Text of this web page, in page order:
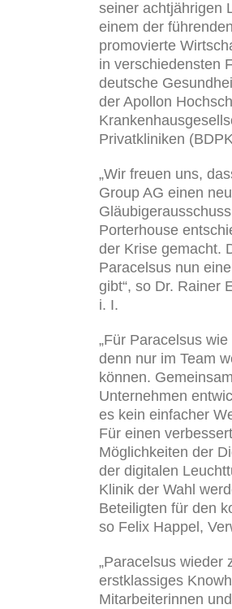
seiner achtjährigen
einem der
promovierte
in verschiedensten
deutsche
der Apollon
Privatkliniken
„Wir freuen uns,
Group AG einen
Porterhouse
der Krise gemacht.
Paracelsus nun
gibt“, so Dr. Rainer
i. I.
„Für Paracelsus
denn nur im Team
können.
Unternehmen
es kein einfacher
Für einen
Möglichkeiten der
der digitalen
Klinik der Wahl
Beteiligten für den
so Felix Happel,
„Paracelsus wieder
erstklassiges
Mitarbeiterinnen